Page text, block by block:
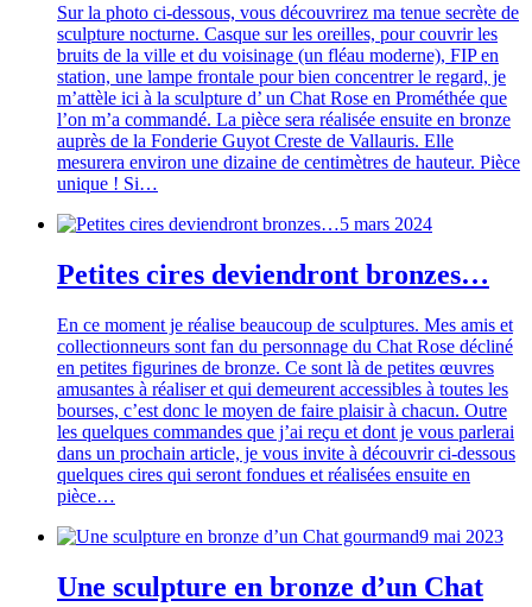
Sur la photo ci-dessous, vous découvrirez ma tenue secrète de
sculpture nocturne. Casque sur les oreilles, pour couvrir les
bruits de la ville et du voisinage (un fléau moderne), FIP en
station, une lampe frontale pour bien concentrer le regard, je
m’attèle ici à la sculpture d’ un Chat Rose en Prométhée que
l’on m’a commandé. La pièce sera réalisée ensuite en bronze
auprès de la Fonderie Guyot Creste de Vallauris. Elle
mesurera environ une dizaine de centimètres de hauteur. Pièce
unique ! Si…
5 mars 2024
Petites cires deviendront bronzes…
En ce moment je réalise beaucoup de sculptures. Mes amis et
collectionneurs sont fan du personnage du Chat Rose décliné
en petites figurines de bronze. Ce sont là de petites œuvres
amusantes à réaliser et qui demeurent accessibles à toutes les
bourses, c’est donc le moyen de faire plaisir à chacun. Outre
les quelques commandes que j’ai reçu et dont je vous parlerai
dans un prochain article, je vous invite à découvrir ci-dessous
quelques cires qui seront fondues et réalisées ensuite en
pièce…
9 mai 2023
Une sculpture en bronze d’un Chat